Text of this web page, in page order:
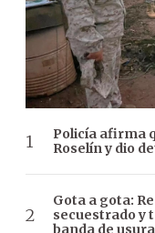
Policía afirma
Roselín y dio
Gota a gota:
secuestrado y
banda de usura